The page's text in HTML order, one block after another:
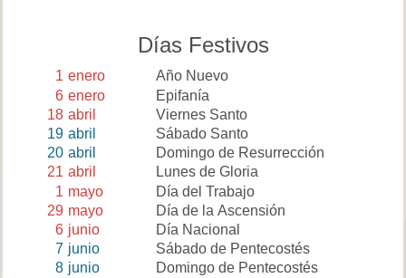
Días Festivos
1 enero
Año Nuevo
6 enero
Epifanía
18 abril
Viernes Santo
19 abril
Sábado Santo
20 abril
Domingo de Resurrección
21 abril
Lunes de Gloria
1 mayo
Día del Trabajo
29 mayo
Día de la Ascensión
6 junio
Día Nacional
7 junio
Sábado de Pentecostés
8 junio
Domingo de Pentecostés